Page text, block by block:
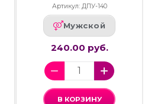
Артикул: ДПУ-140
Мужской
240.00 руб.
В КОРЗИНУ